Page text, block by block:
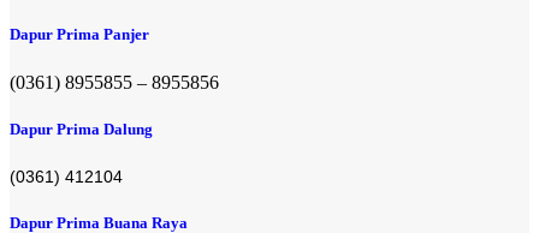
Dapur Prima Panjer
(0361) 8955855 – 8955856​
Dapur Prima Dalung
(0361) 412104
Dapur Prima Buana Raya